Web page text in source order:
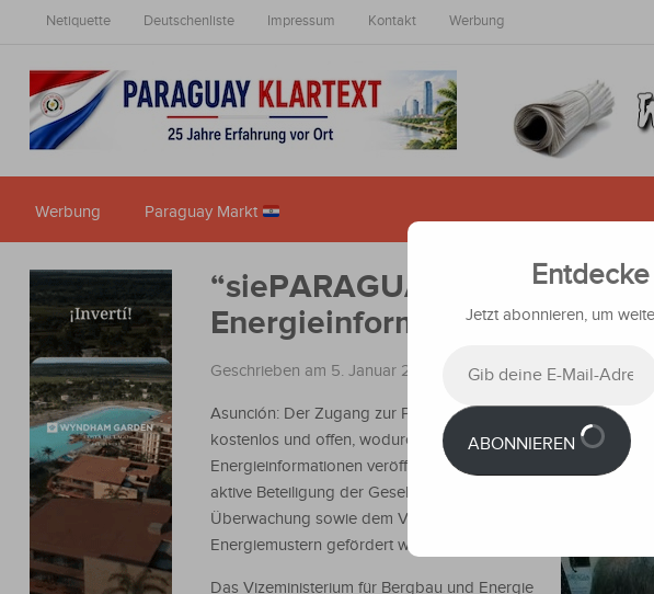
Netiquette Deutschenliste Impressum Kontakt Werbung
Werbung Paraguay Markt
“siePARAGUAY“-Plattform
Energieinformationen
Geschrieben am 5. Januar 2024 Nachrichten
Asunción: Der Zugang zur Plattform ist
kostenlos und offen, wodurch
Energieinformationen veröffentlicht und die
aktive Beteiligung der Gesellschaft an der
Überwachung sowie dem Verständnis von
Energiemustern gefördert werden.
Das Vizeministerium für Bergbau und Energie
Jetzt abonnieren, um
deine
E-
Mail-
Adresse
ABONNIEREN